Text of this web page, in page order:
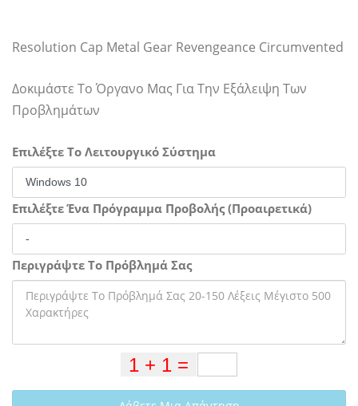
Resolution Cap Metal Gear Revengeance Circumvented
Δοκιμάστε Το Όργανο Μας Για Την Εξάλειψη Των
Προβλημάτων
Επιλέξτε Το Λειτουργικό Σύστημα
Επιλέξτε Ένα Πρόγραμμα Προβολής (Προαιρετικά)
Περιγράψτε Το Πρόβλημά Σας